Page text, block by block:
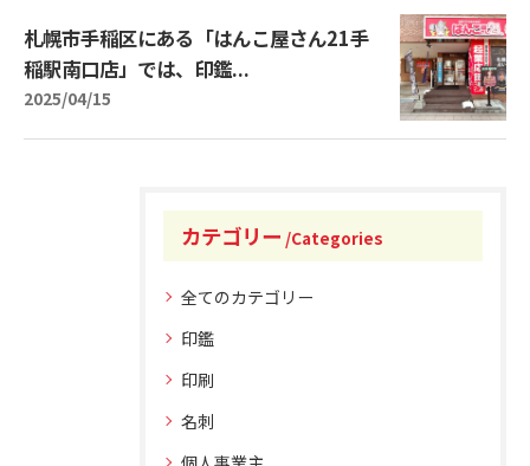
札幌市手稲区にある「はんこ屋さん21手
稲駅南口店」では、印鑑...
2025/04/15
カテゴリー Categories
全てのカテゴリー
印鑑
印刷
名刺